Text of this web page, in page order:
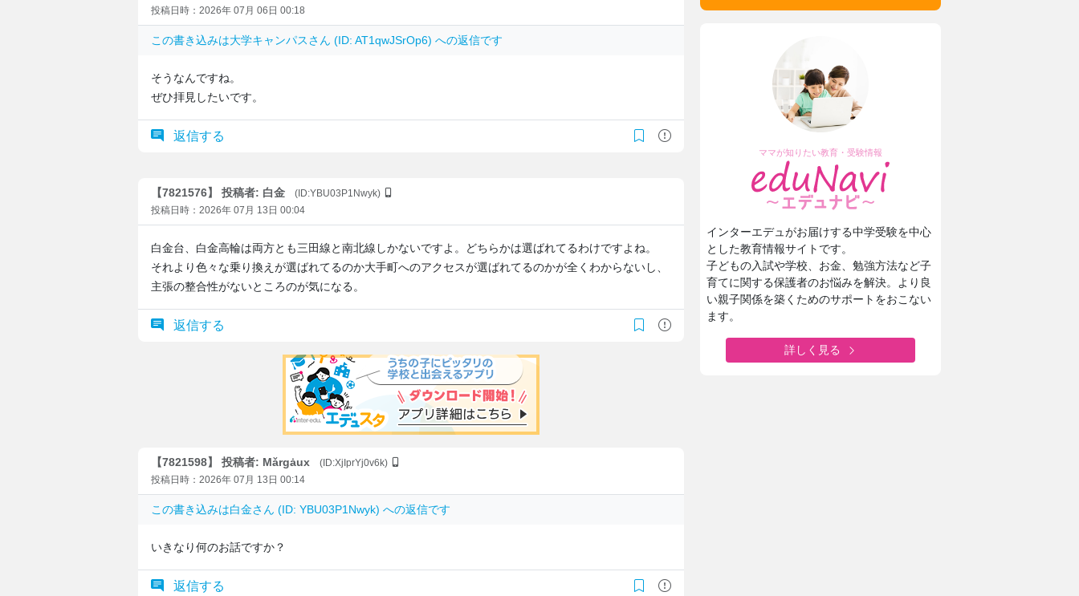
投稿日時：2026年 07月 06日 00:18
この書き込みは大学キャンパスさん (ID: AT1qwJSrOp6) への返信です
そうなんですね。
ぜひ拝見したいです。
返信する
【7821576】 投稿者: 白金
(ID:YBU03P1Nwyk)
投稿日時：2026年 07月 13日 00:04
白金台、白金高輪は両方とも三田線と南北線しかないですよ。どちらかは選ばれてるわけですよね。
それより色々な乗り換えが選ばれてるのか大手町へのアクセスが選ばれてるのかが全くわからないし、
主張の整合性がないところのが気になる。
返信する
【7821598】 投稿者: Mǎrgȧux
(ID:XjIprYj0v6k)
投稿日時：2026年 07月 13日 00:14
この書き込みは白金さん (ID: YBU03P1Nwyk) への返信です
いきなり何のお話ですか？
返信する
ママが知りたい教育・受験情報
インターエデュがお届けする中学受験を中心
とした教育情報サイトです。
子どもの入試や学校、お金、勉強方法など子
育てに関する保護者のお悩みを解決。より良
い親子関係を築くためのサポートをおこない
ます。
詳しく見る